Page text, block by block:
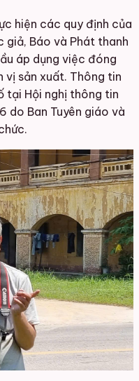
hiện các quy định của
giả, Báo và Phát thanh
áp dụng việc đóng
vị sản xuất. Thông tin
tại Hội nghị thông tin
do Ban Tuyên giáo và